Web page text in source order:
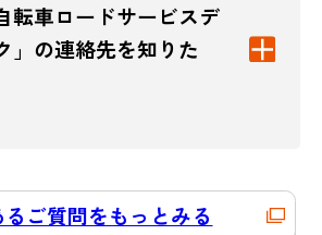
転車ロードサービスデ
」の連絡先を知りた
るご質問をもっとみる